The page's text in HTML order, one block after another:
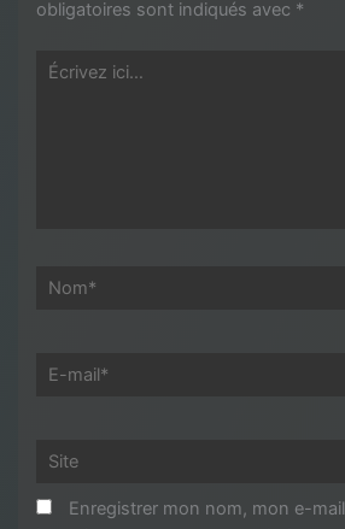
obligatoires sont indiqués avec *
Écrivez
Nom*
E-
Site
Enregistrer mon nom, mon e-